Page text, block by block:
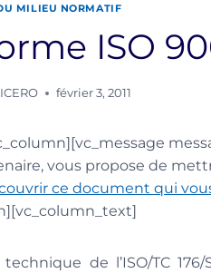
MILIEU NORMATIF
ISO
février 3, 2011
vous propose de
ce document qui
de l’ISO/TC